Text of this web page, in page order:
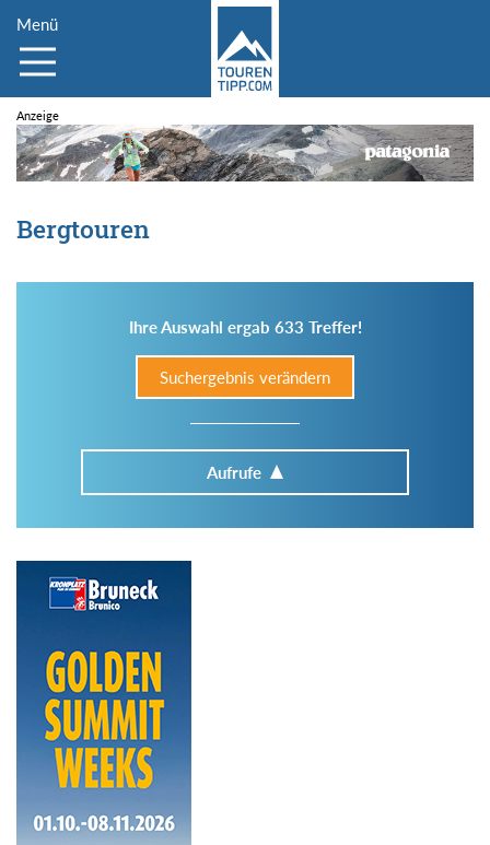
Menü
Bergtouren
Ihre Auswahl ergab 633 Treffer!
Suchergebnis verändern
Aufrufe
Im Tourenarchiv suchen
Land:
Region:
Gebirge: